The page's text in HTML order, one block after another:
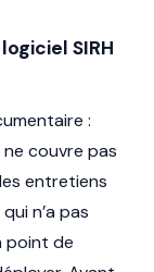
SIRH
:
couvre pas
entretiens
n’a pas
point de